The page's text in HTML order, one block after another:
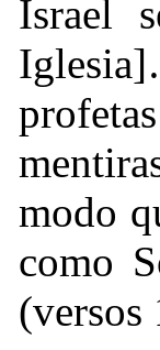
Israel
modo
como
(versos